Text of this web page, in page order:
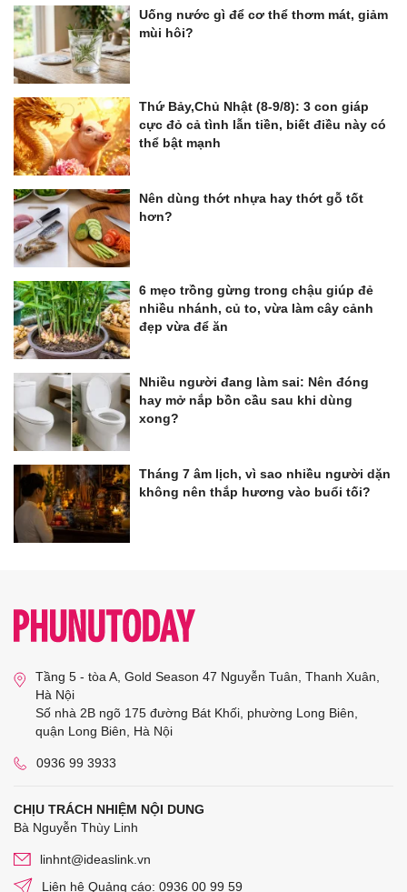
Uống nước gì để cơ thể thơm mát, giảm
mùi hôi?
Thứ Bảy,Chủ Nhật (8-9/8): 3 con giáp
cực đỏ cả tình lẫn tiền, biết điều này có
thể bật mạnh
Nên dùng thớt nhựa hay thớt gỗ tốt
hơn?
6 mẹo trồng gừng trong chậu giúp đẻ
nhiều nhánh, củ to, vừa làm cây cảnh
đẹp vừa để ăn
Nhiều người đang làm sai: Nên đóng
hay mở nắp bồn cầu sau khi dùng
xong?
Tháng 7 âm lịch, vì sao nhiều người dặn
không nên thắp hương vào buổi tối?
Tầng 5 - tòa A, Gold Season 47 Nguyễn Tuân, Thanh Xuân,
Hà Nội
Số nhà 2B ngõ 175 đường Bát Khối, phường Long Biên,
quận Long Biên, Hà Nội
0936 99 3933
CHỊU TRÁCH NHIỆM NỘI DUNG
Bà Nguyễn Thùy Linh
linhnt@ideaslink.vn
Liên hệ Quảng cáo: 0936 00 99 59